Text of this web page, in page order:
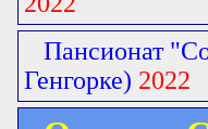
Пансионат
Генгорке) 2022